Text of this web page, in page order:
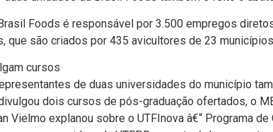
Foods é responsável por 3.500 empregos
que são criados por 435 avicultores de 23
cursos
de duas universidades do municí­pio
dois cursos de pós-graduação ofertados, o
Vielmo explanou sobre o UTFInova â€“ Programa